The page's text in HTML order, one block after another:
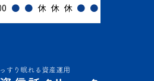
● ● 休 休 休 ● ●